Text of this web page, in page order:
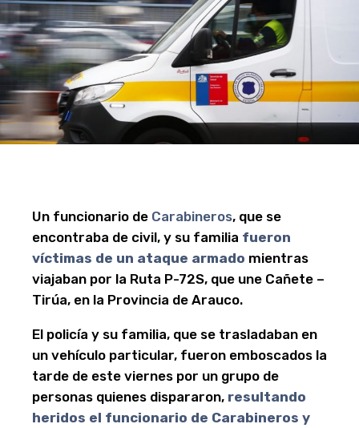
Un funcionario de Carabineros, que se
encontraba de civil, y su familia fueron
víctimas de un ataque armado mientras
viajaban por la Ruta P-72S, que une Cañete –
Tirúa, en la Provincia de Arauco.
El policía y su familia, que se trasladaban en
un vehículo particular, fueron emboscados la
tarde de este viernes por un grupo de
personas quienes dispararon, resultando
heridos el funcionario de Carabineros y